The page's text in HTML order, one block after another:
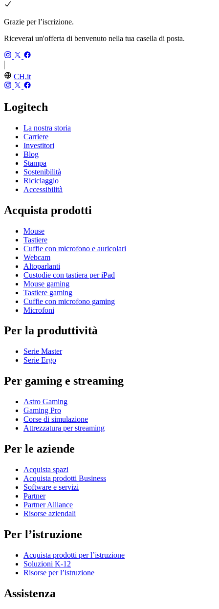
Grazie per l’iscrizione.
Riceverai un'offerta di benvenuto nella tua casella di posta.
CH,it
Logitech
La nostra storia
Carriere
Investitori
Blog
Stampa
Sostenibilità
Riciclaggio
Accessibilità
Acquista prodotti
Mouse
Tastiere
Cuffie con microfono e auricolari
Webcam
Altoparlanti
Custodie con tastiera per iPad
Mouse gaming
Tastiere gaming
Cuffie con microfono gaming
Microfoni
Per la produttività
Serie Master
Serie Ergo
Per gaming e streaming
Astro Gaming
Gaming Pro
Corse di simulazione
Attrezzatura per streaming
Per le aziende
Acquista spazi
Acquista prodotti Business
Software e servizi
Partner
Partner Alliance
Risorse aziendali
Per l’istruzione
Acquista prodotti per l’istruzione
Soluzioni K-12
Risorse per l’istruzione
Assistenza